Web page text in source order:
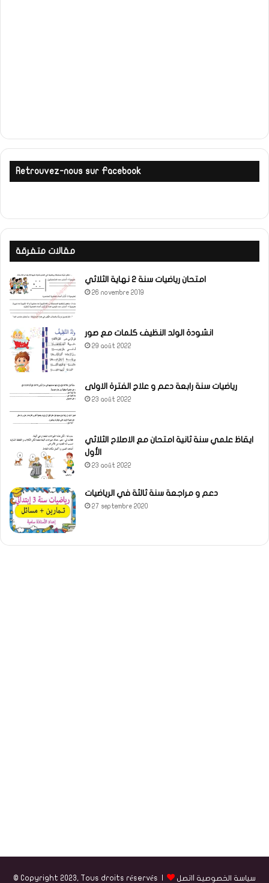
Retrouvez-nous sur Facebook
مقالات متفرقة
امتحان رياضيات سنة 2 نهاية الثلاثي
26 novembre 2019
انشودة الولد النظيف كلمات مع صور
29 août 2022
رياضيات سنة رابعة دعم و علاج الفترة الاولى
23 août 2022
ايقاظ علمي سنة ثانية امتحان مع الاصلاح الثلاثي
الأول
23 août 2022
دعم و مراجعة سنة ثالثة في الرياضيات
27 septembre 2020
© Copyright 2023, Tous droits réservés | سياسة الخصوصية اتصل